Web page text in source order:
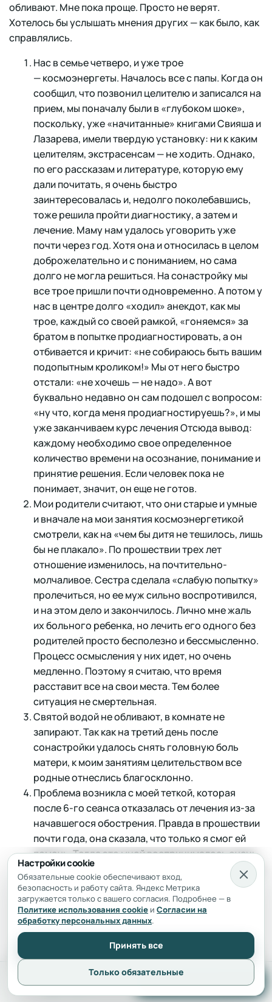
обливают. Мне пока проще. Просто не верят.
Хотелось бы услышать мнения других — как было, как
справлялись.
Нас в семье четверо, и уже трое
— космоэнергеты. Началось все с папы. Когда он
сообщил, что позвонил целителю и записался на
прием, мы поначалу были в «глубоком шоке»,
поскольку, уже «начитанные» книгами Свияша и
Лазарева, имели твердую установку: ни к каким
целителям, экстрасенсам — не ходить. Однако,
по его рассказам и литературе, которую ему
дали почитать, я очень быстро
заинтересовалась и, недолго поколебавшись,
тоже решила пройти диагностику, а затем и
лечение. Маму нам удалось уговорить уже
почти через год. Хотя она и относилась в целом
доброжелательно и с пониманием, но сама
долго не могла решиться. На сонастройку мы
все трое пришли почти одновременно. А потом у
нас в центре долго «ходил» анекдот, как мы
трое, каждый со своей рамкой, «гоняемся» за
братом в попытке продиагностировать, а он
отбивается и кричит: «не собираюсь быть вашим
подопытным кроликом!» Мы от него быстро
отстали: «не хочешь — не надо». А вот
буквально недавно он сам подошел с вопросом:
«ну что, когда меня продиагностируешь?», и мы
уже заканчиваем курс лечения Отсюда вывод:
каждому необходимо свое определенное
количество времени на осознание, понимание и
принятие решения. Если человек пока не
понимает, значит, он еще не готов.
Мои родители считают, что они старые и умные
и вначале на мои занятия космоэнергетикой
смотрели, как на «чем бы дитя не тешилось, лишь
бы не плакало». По прошествии трех лет
отношение изменилось, на почтительно-
молчаливое. Сестра сделала «слабую попытку»
пролечиться, но ее муж сильно воспротивился,
и на этом дело и закончилось. Лично мне жаль
их больного ребенка, но лечить его одного без
родителей просто бесполезно и бессмысленно.
Процесс осмысления у них идет, но очень
медленно. Поэтому я считаю, что время
расставит все на свои места. Тем более
ситуация не смертельная.
Святой водой не обливают, в комнате не
запирают. Так как на третий день после
сонастройки удалось снять головную боль
матери, к моим занятиям целительством все
родные отнеслись благосклонно.
Проблема возникла с моей теткой, которая
после 6-го сеанса отказалась от лечения из-за
начавшегося обострения. Правда в прошествии
почти года, она сказала, что только я смог ей
помочь. Тогда это мной воспринималось очень
тяжело, т.к. это вызвало определенную реакцию
родных, да и стажа, а значит уверенности в
силах, было очень не много. Но в тот момент у
меня были другие пациенты, и это
поддерживало! Так что это был не большой
урок, не очень трудный, потом было и
хуже.Петров говорит и моя практика это
подтверждает, что все проходят через тяжелые
Настройки cookie
Обязательные cookie обеспечивают вход,
безопасность и работу сайта. Яндекс Метрика
загружается только с вашего согласия. Подробнее — в
Политике использования cookie и Согласии на
обработку персональных данных.
Принять все
Только обязательные